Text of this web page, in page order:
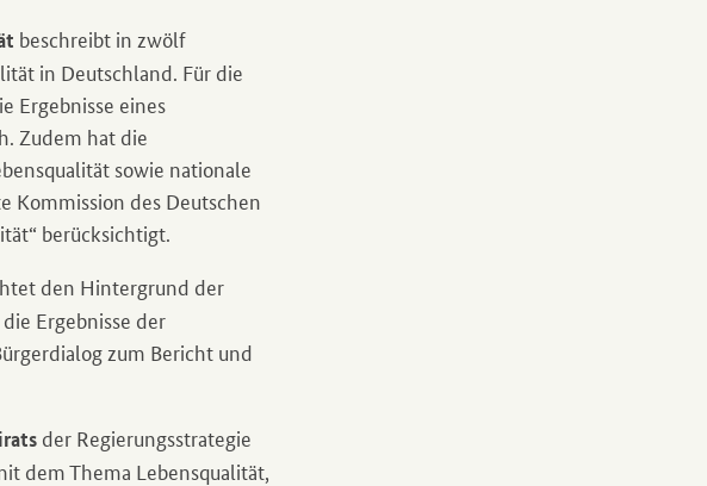
beschreibt in zwölf
in Deutschland. Für die
Ergebnisse eines
Zudem hat die
sowie nationale
Kommission des Deutschen
berücksichtigt.
den Hintergrund der
Ergebnisse der
zum Bericht und
der Regierungsstrategie
dem Thema Lebensqualität,